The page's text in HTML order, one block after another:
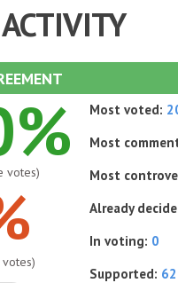
votes)
Most voted:
Most
Most
Already
In voting: 0
Supported: 62